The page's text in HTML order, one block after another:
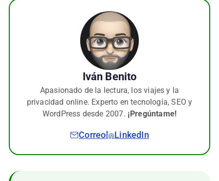
Iván Benito
Apasionado de la lectura, los viajes y la
privacidad online. Experto en tecnología, SEO y
WordPress desde 2007. ¡Pregúntame!
Correo LinkedIn